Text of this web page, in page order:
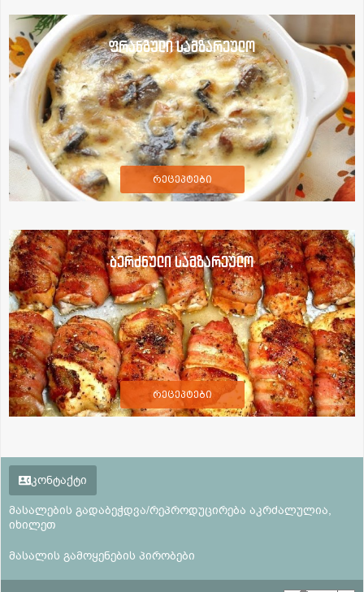
ფრანგული სამზარეულო
რეცეპტები
ბერძნული სამზარეულო
რეცეპტები
კონტაქტი
მასალების გადაბეჭდვა/რეპროდუცირება აკრძალულია,
იხილეთ
მასალის გამოყენების პირობები